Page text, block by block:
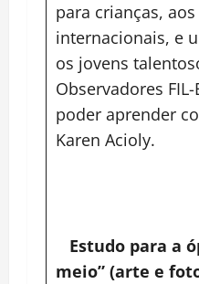
para crianças,
internacionais, e
os jovens
Observadores FIL-
poder aprender
Karen Acioly.
Estudo para a
meio” (arte e